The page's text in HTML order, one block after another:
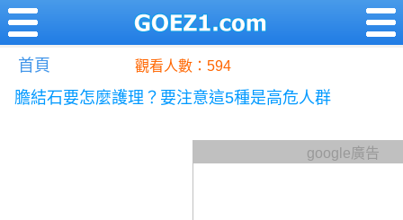
首頁 觀看人數：594
膽結石要怎麼護理？要注意這5種是高危人群
google廣告